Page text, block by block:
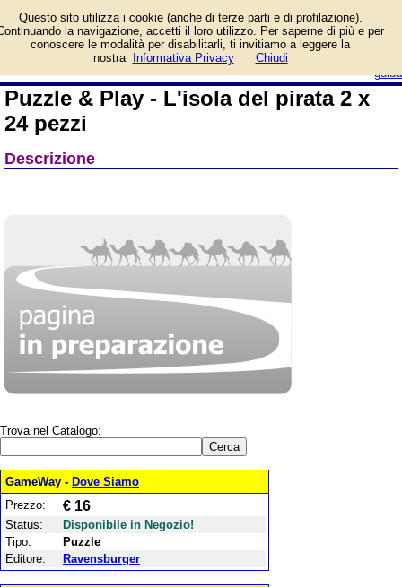
guida
Play - L'isola del pirata 2 x
24 pezzi e prezzo di
vendita. Prodotto da Ravensburger
Puzzle & Play - L'isola del pirata 2 x
24 pezzi
Descrizione
Trova nel Catalogo:
GameWay - Dove Siamo
Prezzo:
€ 16
Status:
Disponibile in Negozio!
Tipo:
Puzzle
Editore:
Ravensburger
Questo sito utilizza i cookie (anche di terze parti e di profilazione).
la navigazione, accetti il loro utilizzo. Per saperne di più e per
conoscere le modalità per disabilitarli, ti invitiamo a leggere la
nostra
Informativa Privacy Chiudi